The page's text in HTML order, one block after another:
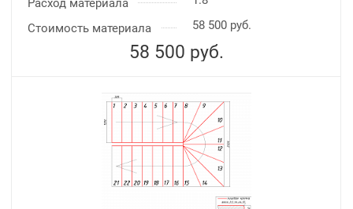
Расход материала
Стоимость материала
58 500 руб.
58 500 руб.